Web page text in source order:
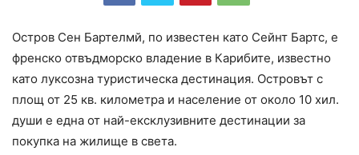
Остров Сен Бартелмй, по известен като Сейнт Бартс, е
френско отвъдморско владение в Карибите, известно
като луксозна туристическа дестинация. Островът с
площ от 25 кв. километра и население от около 10 хил.
души е една от най-ексклузивните дестинации за
покупка на жилище в света.